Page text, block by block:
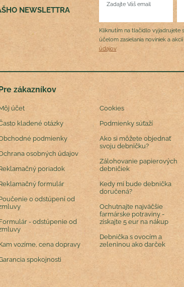
NEWSLETTRA
Zadajte Váš email
Kliknutím na tlačidlo vyjadrujete
účelom zasielania noviniek a
údajov
zákazníkov
účet
kladené otázky
podmienky
osobných údajov
poriadok
formulár
o odstúpení od
- odstúpenie od
vozíme, cena dopravy
spokojnosti
Cookies
Podmienky súťaží
Ako si môžete objednať
svoju debničku?
Zálohovanie papierových
debničiek
Kedy mi bude debnička
doručená?
Ochutnajte najväčšie
farmárske potraviny -
získajte 5 eur na nákup
Debnička s ovocím a
zeleninou ako darček